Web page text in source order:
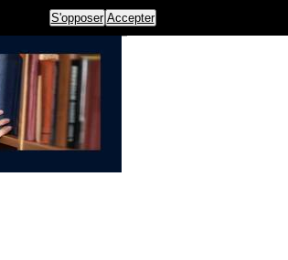
S'opposer Accepter